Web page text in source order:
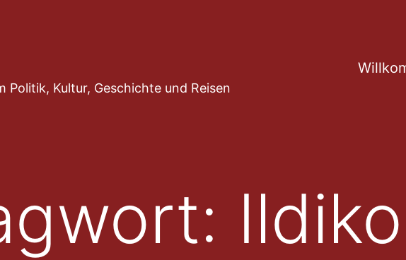
Politik, Kultur, Geschichte und Reisen